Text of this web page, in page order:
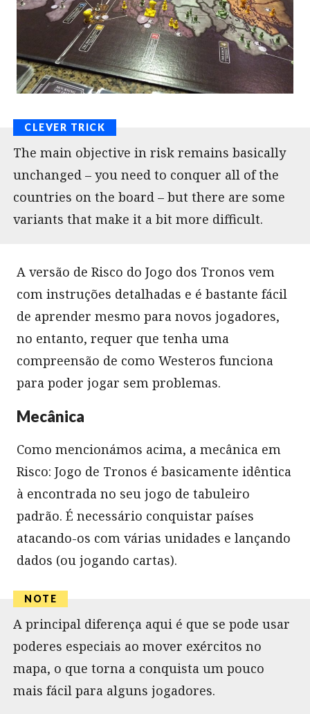
The main objective in risk remains basically
unchanged – you need to conquer all of the
countries on the board – but there are some
variants that make it a bit more difficult.
A versão de Risco do Jogo dos Tronos vem
com instruções detalhadas e é bastante fácil
de aprender mesmo para novos jogadores,
no entanto, requer que tenha uma
compreensão de como Westeros funciona
para poder jogar sem problemas.
Mecânica
Como mencionámos acima, a mecânica em
Risco: Jogo de Tronos é basicamente idêntica
à encontrada no seu jogo de tabuleiro
padrão. É necessário conquistar países
atacando-os com várias unidades e lançando
dados (ou jogando cartas).
A principal diferença aqui é que se pode usar
poderes especiais ao mover exércitos no
mapa, o que torna a conquista um pouco
mais fácil para alguns jogadores.